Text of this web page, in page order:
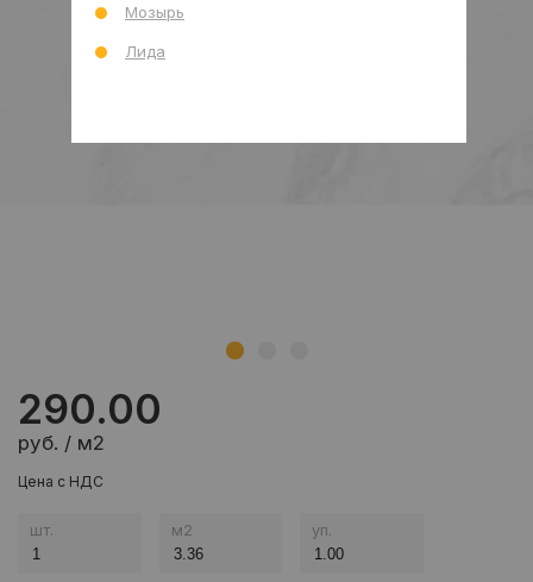
290.00
руб. / м2
Цена с НДС
шт. м2 уп.
Мозырь
Лида